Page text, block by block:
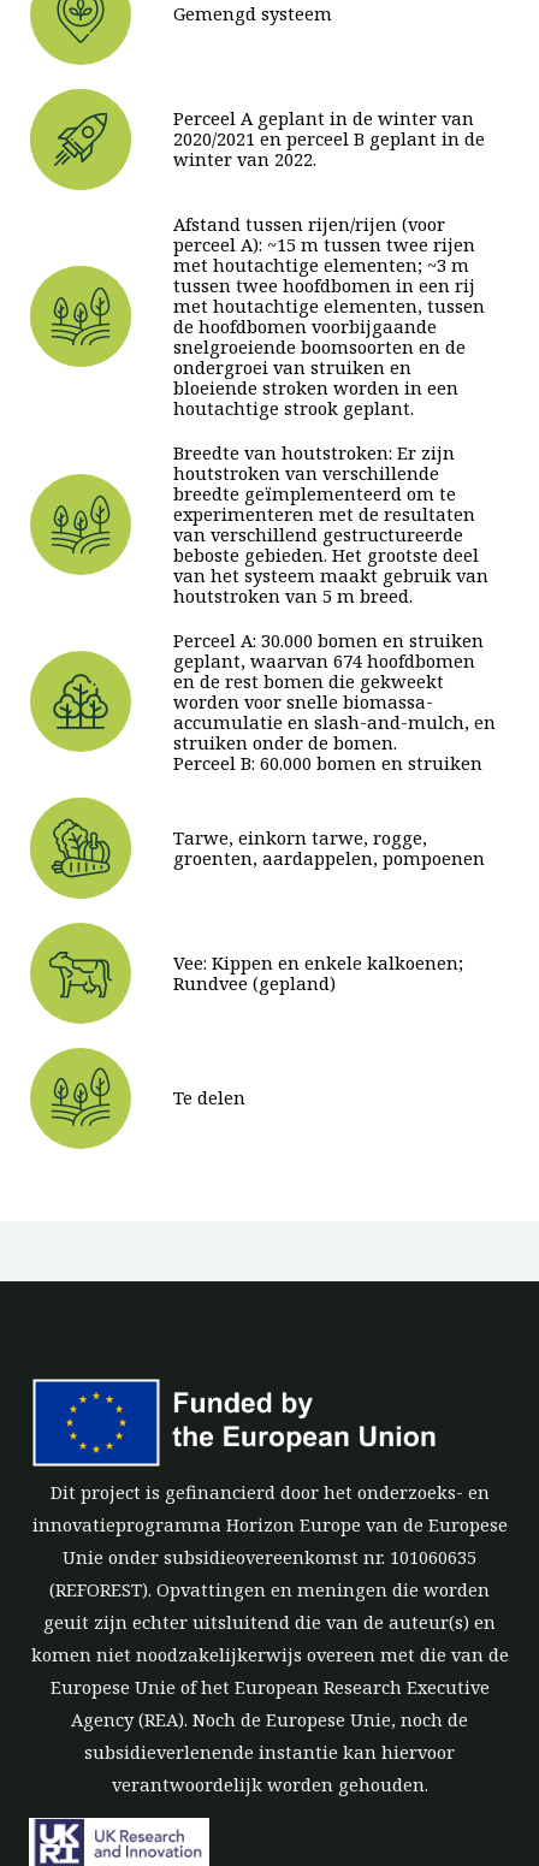
Gemengd systeem
Perceel A geplant in de winter van
2020/2021 en perceel B geplant in de
winter van 2022.
Afstand tussen rijen/rijen (voor
perceel A): ~15 m tussen twee rijen
met houtachtige elementen; ~3 m
tussen twee hoofdbomen in een rij
met houtachtige elementen, tussen
de hoofdbomen voorbijgaande
snelgroeiende boomsoorten en de
ondergroei van struiken en
bloeiende stroken worden in een
houtachtige strook geplant.
Breedte van houtstroken: Er zijn
houtstroken van verschillende
breedte geïmplementeerd om te
experimenteren met de resultaten
van verschillend gestructureerde
beboste gebieden. Het grootste deel
van het systeem maakt gebruik van
houtstroken van 5 m breed.
Perceel A: 30.000 bomen en struiken
geplant, waarvan 674 hoofdbomen
en de rest bomen die gekweekt
worden voor snelle biomassa-
accumulatie en slash-and-mulch, en
struiken onder de bomen.
Perceel B: 60.000 bomen en struiken
Tarwe, einkorn tarwe, rogge,
groenten, aardappelen, pompoenen
Vee: Kippen en enkele kalkoenen;
Rundvee (gepland)
Te delen
Dit project is gefinancierd door het onderzoeks- en
innovatieprogramma Horizon Europe van de Europese
Unie onder subsidieovereenkomst nr. 101060635
(REFOREST). Opvattingen en meningen die worden
geuit zijn echter uitsluitend die van de auteur(s) en
komen niet noodzakelijkerwijs overeen met die van de
Europese Unie of het European Research Executive
Agency (REA). Noch de Europese Unie, noch de
subsidieverlenende instantie kan hiervoor
verantwoordelijk worden gehouden.